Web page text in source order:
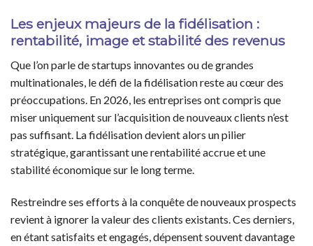
Les enjeux majeurs de la fidélisation :
rentabilité, image et stabilité des revenus
Que l’on parle de startups innovantes ou de grandes
multinationales, le défi de la fidélisation reste au cœur des
préoccupations. En 2026, les entreprises ont compris que
miser uniquement sur l’acquisition de nouveaux clients n’est
pas suffisant. La fidélisation devient alors un pilier
stratégique, garantissant une rentabilité accrue et une
stabilité économique sur le long terme.
Restreindre ses efforts à la conquête de nouveaux prospects
revient à ignorer la valeur des clients existants. Ces derniers,
en étant satisfaits et engagés, dépensent souvent davantage